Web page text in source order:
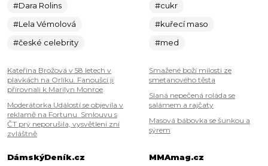
#Dara Rolins
#Lela Vémolová
#české celebrity
Kateřina Brožová v 58 letech v
plavkách na Orlíku. Fanoušci ji
přirovnali k Marilyn Monroe
Moderátorka Událostí se objevila v
reklamě na Fortunu. Smlouvu s
ČT prý neporušila, vysvětlení zní
zvláštně
#cukr
#kuřecí maso
#med
Smažené boží milosti ze
smetanového těsta
Slaná nepečená roláda se
salámem a rajčaty
Masová bábovka se šunkou a
sýrem
DámskýDeník.cz
MMAmag.cz